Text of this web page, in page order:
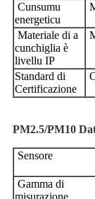
Cunsumu
energeticu
Materiale di a
cunchiglia è
livellu IP
Standard di
Certificazione
PM2.5/PM10
Sensore
Gamma di